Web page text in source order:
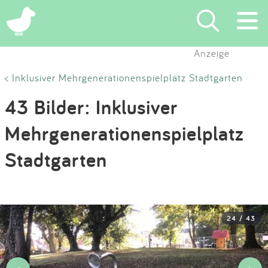
×
Suchen
Eintragen
App
Partner
Kontakt
Anzeige
< Inklusiver Mehrgenerationenspielplatz Stadtgarten
43 Bilder: Inklusiver
Mehrgenerationenspielplatz
Stadtgarten
24 / 43